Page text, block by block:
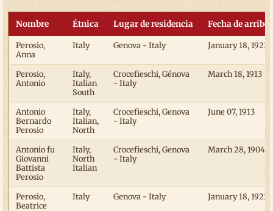
Nombre Étnica Lugar de residencia Fecha de arribo
Perosio,
Anna
Italy Genova - Italy January 18, 1922
Perosio,
Antonio
Italy,
Italian
South
Crocefieschi, Génova
- Italy
March 18, 1913
Antonio
Bernardo
Perosio
Italy,
Italian,
North
Crocefieschi, Genova
- Italy
June 07, 1913
Antonio fu
Giovanni
Battista
Perosio
Italy,
North
Italian
Crocefieschi, Genova
- Italy
March 28, 1904
Perosio,
Beatrice
Italy Genova - Italy January 18, 1922